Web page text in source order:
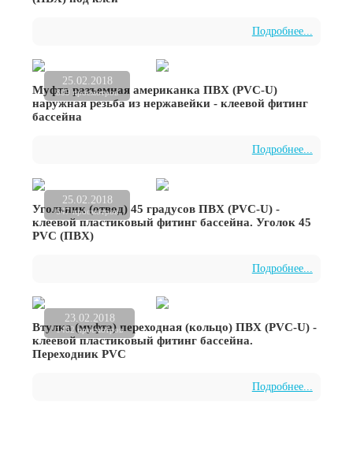
Подробнее...
25.02.2018
809 просмотров
Муфта разъемная американка ПВХ (PVC-U)
наружная резьба из нержавейки - клеевой фитинг
бассейна
Подробнее...
25.02.2018
647 просмотров
Угольник (отвод) 45 градусов ПВХ (PVC-U) -
клеевой пластиковый фитинг бассейна. Уголок 45
PVC (ПВХ)
Подробнее...
23.02.2018
1482 просмотров
Втулка (муфта) переходная (кольцо) ПВХ (PVC-U) -
клеевой пластиковый фитинг бассейна.
Переходник PVC
Подробнее...